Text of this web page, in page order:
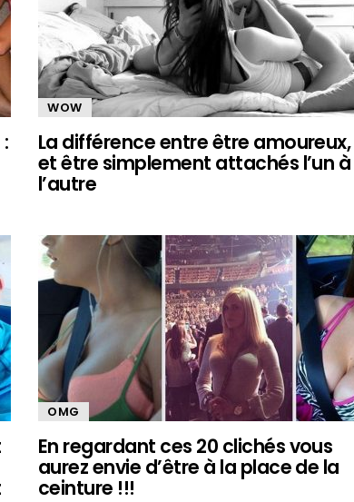
WOW
La différence entre être amoureux,
et être simplement attachés l’un à
l’autre
OMG
En regardant ces 20 clichés vous
aurez envie d’être à la place de la
ceinture !!!